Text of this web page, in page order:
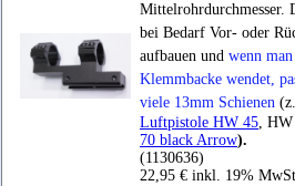
Mittelrohrdurchmesser.
bei Bedarf Vor- oder
aufbauen und wenn
Klemmbacke wendet,
viele 13mm Schienen
Luftpistole HW 45, HW
70 black Arrow).
(1130636)
22,95 € inkl. 19%